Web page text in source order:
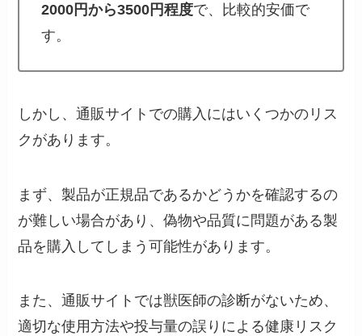
2000円から3500円程度で、比較的安価で
す。
しかし、通販サイトでの購入にはいくつかのリス
クがあります。
まず、製品が正規品であるかどうかを確認するの
が難しい場合があり、偽物や品質に問題がある製
品を購入してしまう可能性があります。
また、通販サイトでは獣医師の診断がないため、
適切な使用方法や投与量の誤りによる健康リスク